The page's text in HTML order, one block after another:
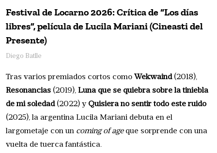
Festival de Locarno 2026: Crítica de “Los días
libres”, película de Lucila Mariani (Cineasti del
Presente)
Diego Batlle
Tras varios premiados cortos como Wekwaind(2018),
Resonancias (2019), Luna que se quiebra sobre la tiniebla
de mi soledad(2022) y Quisiera no sentir todo este ruido
(2025), la argentina Lucila Mariani debuta en el
largometaje con un coming of ageque sorprende con una
vuelta de tuerca fantástica.